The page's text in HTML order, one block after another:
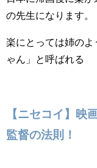
の先生になります。
楽にとっては姉の
ゃん」と呼ばれる
【ニセコイ】映
監督の法則！